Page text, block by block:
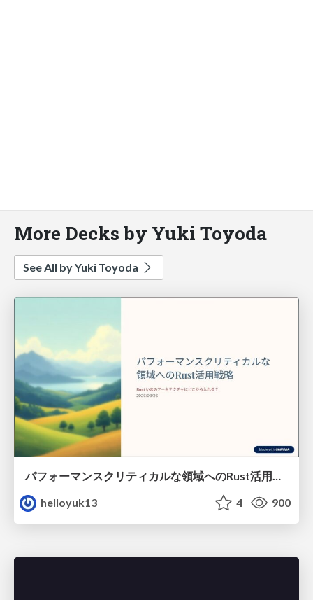
More Decks by Yuki Toyoda
See All by Yuki Toyoda
パフォーマンスクリティカルな領域へのRust活用戦略
helloyuk13
4 900